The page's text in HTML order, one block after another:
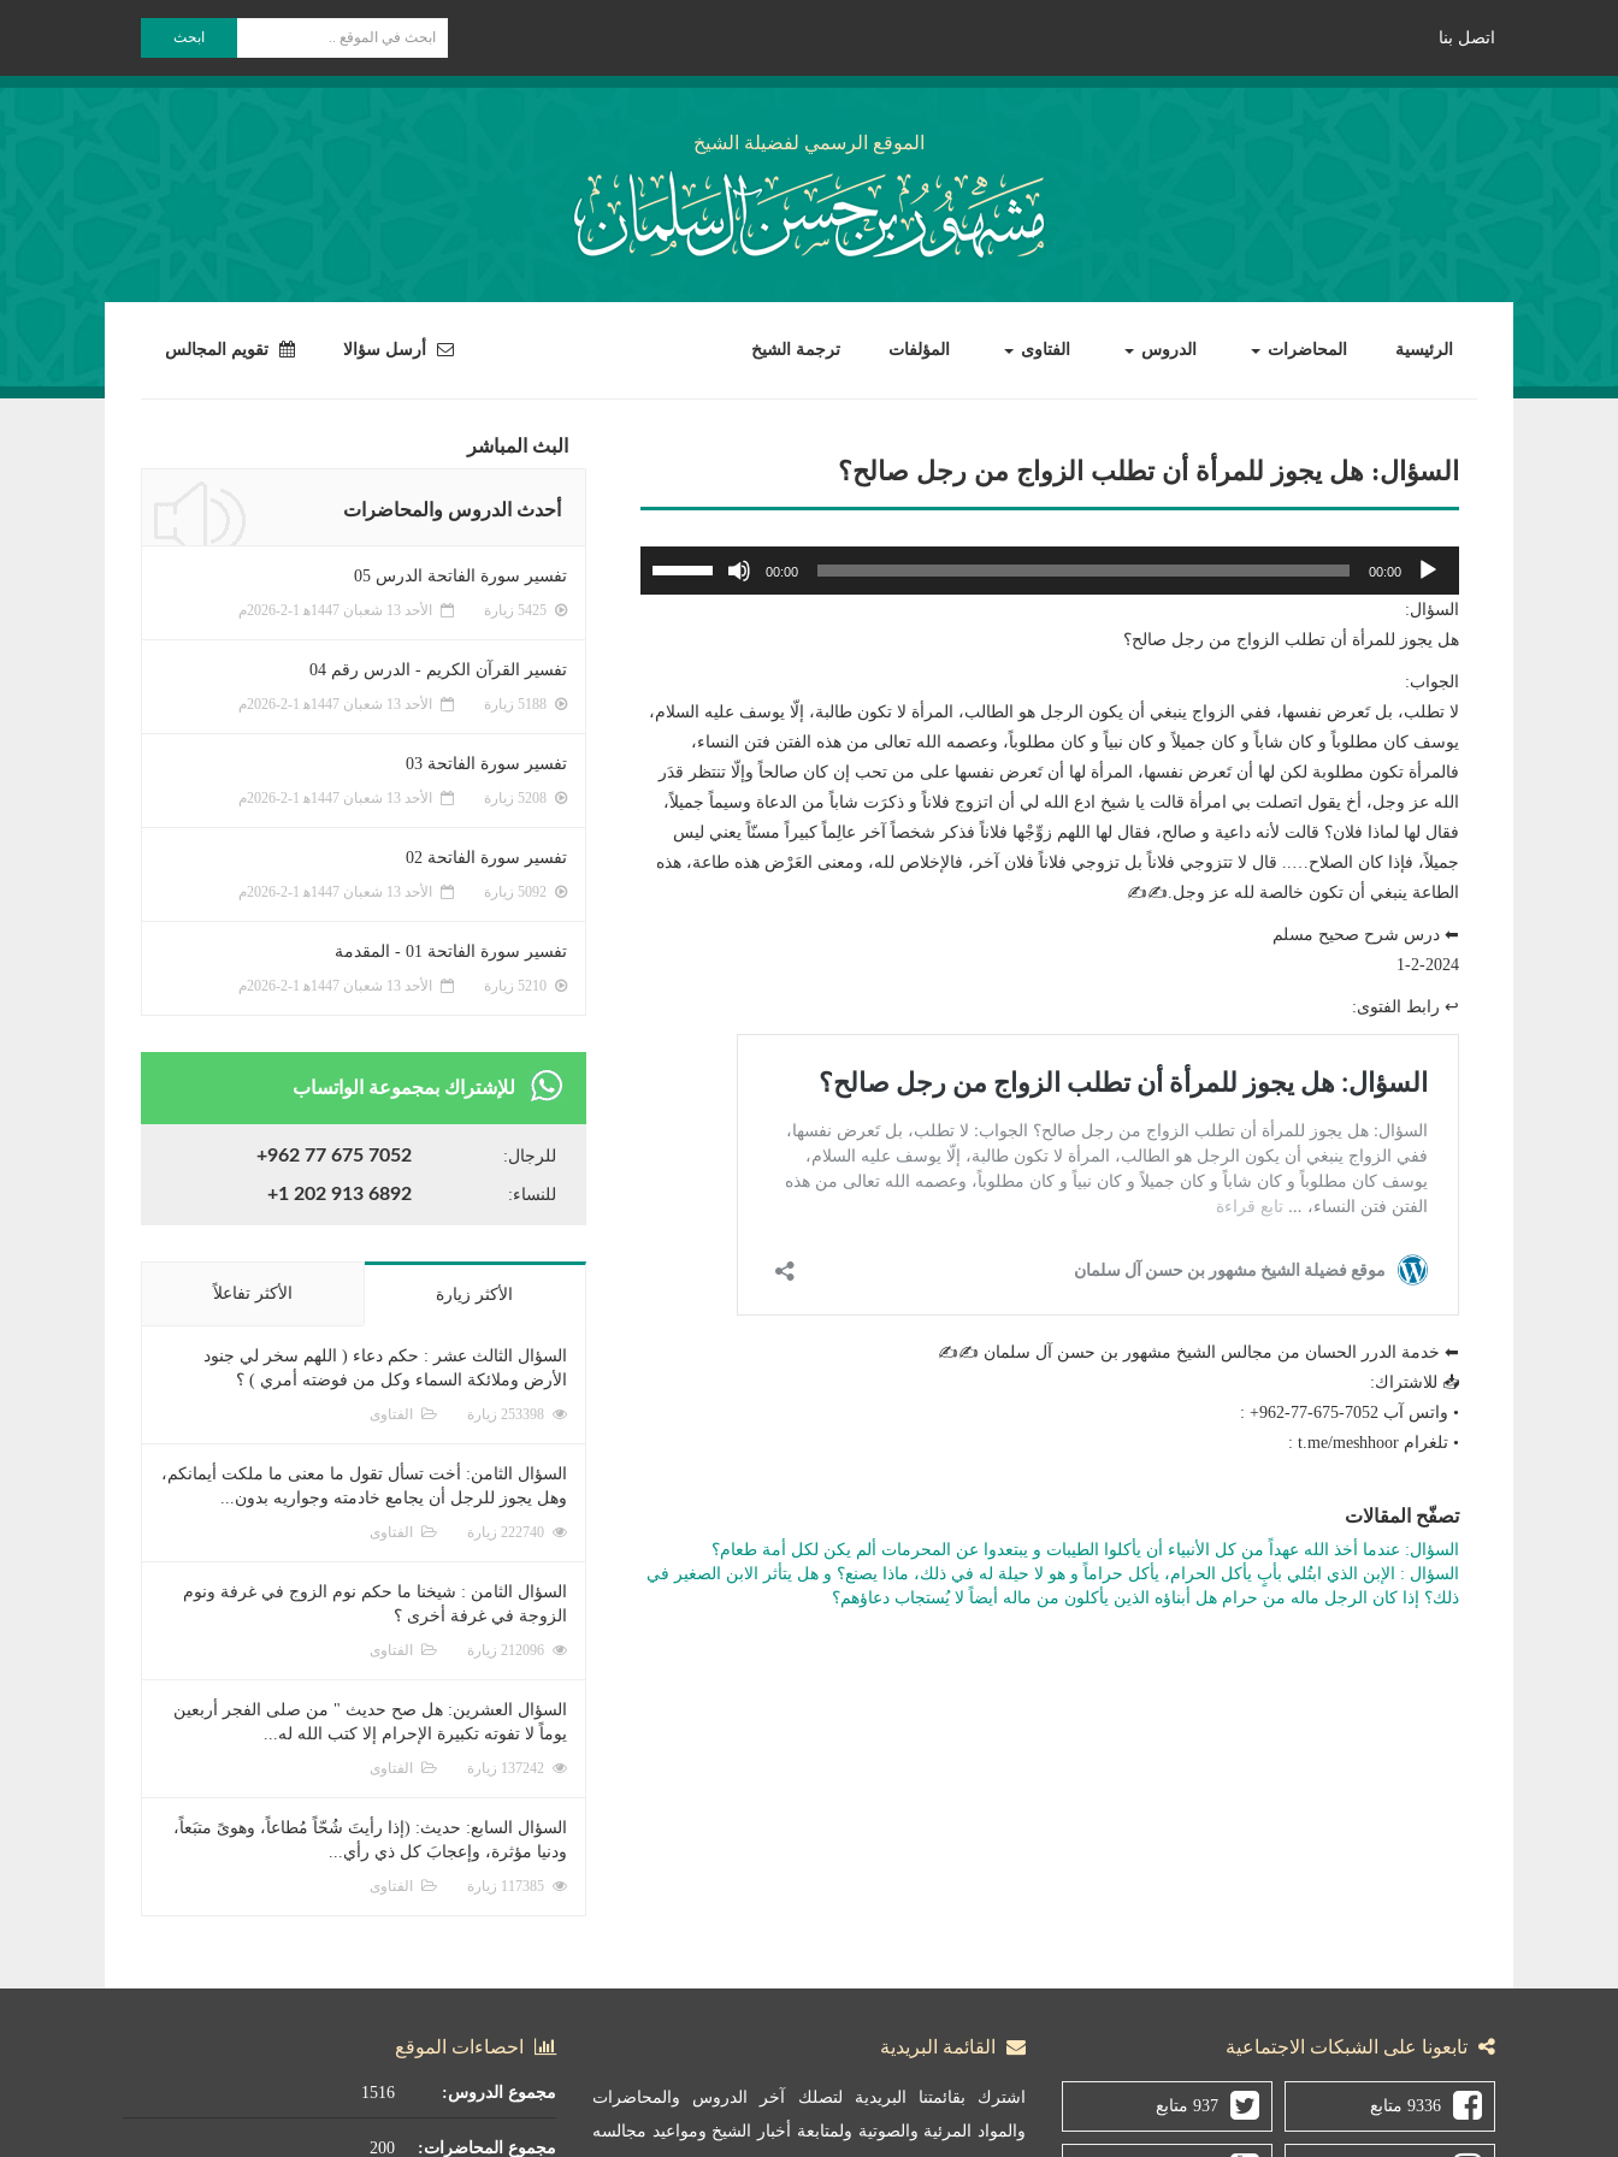
اتصل بنا ابحث
الموقع الرسمي لفضيلة الشيخ
الرئيسية المحاضرات الدروس الفتاوى المؤلفات ترجمة الشيخ أرسل سؤالا تقويم المجالس
السؤال: هل يجوز للمرأة أن تطلب الزواج من رجل صالح؟
مشغل
الصوت
00:00
00:00
لزيادة
السؤال:
هل يجوز للمرأة أن تطلب الزواج من رجل صالح؟
الجواب:
لا تطلب، بل تَعرض نفسها، ففي الزواج ينبغي أن يكون الرجل هو الطالب، المرأة لا تكون طالبة، إلّا يوسف عليه السلام،
يوسف كان مطلوباً و كان شاباً و كان جميلاً و كان نبياً و كان مطلوباً، وعصمه الله تعالى من هذه الفتن فتن النساء،
فالمرأة تكون مطلوبة لكن لها أن تَعرض نفسها، المرأة لها أن تَعرض نفسها على من تحب إن كان صالحاً وإلّا تنتظر قدَر
الله عز وجل، أخ يقول اتصلت بي امرأة قالت يا شيخ ادع الله لي أن اتزوج فلاناً و ذكرَت شاباً من الدعاة وسيماً جميلاً،
فقال لها لماذا فلان؟ قالت لأنه داعية و صالح، فقال لها اللهم زوِّجْها فلاناً فذكر شخصاً آخر عالِماً كبيراً مسنّاً يعني ليس
جميلاً، فإذا كان الصلاح….. قال لا تتزوجي فلاناً بل تزوجي فلاناً فلان آخر، فالإخلاص لله، ومعنى العَرْض هذه طاعة، هذه
الطاعة ينبغي أن تكون خالصة لله عز وجل.✍️✍️
⬅ درس شرح صحيح مسلم
1-2-2024
↩ رابط الفتوى:
⬅ خدمة الدرر الحسان من مجالس الشيخ مشهور بن حسن آل سلمان ✍️✍️
📥 للاشتراك:
• واتس آب ‎+962-77-675-7052 :
• تلغرام t.me/meshhoor :
تصفّح المقالات
السؤال: عندما أخذ الله عهداً من كل الأنبياء أن يأكلوا الطيبات و يبتعدوا عن المحرمات ألم يكن لكل أمة طعام؟
السؤال : الإبن الذي ابتُلي بأبٍ يأكل الحرام، يأكل حراماً و هو لا حيلة له في ذلك، ماذا يصنع؟ و هل يتأثر الابن الصغير في
ذلك؟ إذا كان الرجل ماله من حرام هل أبناؤه الذين يأكلون من ماله أيضاً لا يُستجاب دعاؤهم؟
البث المباشر
أحدث الدروس والمحاضرات
تفسير سورة الفاتحة الدرس 05
الأحد 13 شعبان 1447ﻫ 1-2-2026م
تفسير القرآن الكريم - الدرس رقم 04
الأحد 13 شعبان 1447ﻫ 1-2-2026م
تفسير سورة الفاتحة 03
الأحد 13 شعبان 1447ﻫ 1-2-2026م
تفسير سورة الفاتحة 02
الأحد 13 شعبان 1447ﻫ 1-2-2026م
تفسير سورة الفاتحة 01 - المقدمة
الأحد 13 شعبان 1447ﻫ 1-2-2026م
للإشتراك بمجموعة الواتساب
للرجال: +962 77 675 7052
للنساء: +1 202 913 6892
الأكثر زيارة الأكثر تفاعلاً
السؤال الثالث عشر : حكم دعاء ( اللهم سخر لي جنود
الأرض وملائكة السماء وكل من فوضته أمري ) ؟
الفتاوى
السؤال الثامن: أخت تسأل تقول ما معنى ما ملكت أيمانكم،
وهل يجوز للرجل أن يجامع خادمته وجواريه بدون...
الفتاوى
السؤال الثامن : شيخنا ما حكم نوم الزوج في غرفة ونوم
الزوجة في غرفة أخرى ؟
الفتاوى
السؤال العشرين: هل صح حديث " من صلى الفجر أربعين
يوماً لا تفوته تكبيرة الإحرام إلا كتب الله له...
الفتاوى
السؤال السابع: حديث: (إذا رأيتَ شُحّاً مُطاعاً، وهوىً متبَعاً،
ودنيا مؤثرة، وإعجابَ كل ذي رأي...
الفتاوى
تابعونا على الشبكات الاجتماعية
9336 متابع 937 متابع
القائمة البريدية
اشترك بقائمتنا البريدية لتصلك آخر الدروس والمحاضرات
والمواد المرئية والصوتية ولمتابعة أخبار الشيخ ومواعيد مجالسه
احصاءات الموقع
مجموع الدروس:
مجموع المحاضرات: